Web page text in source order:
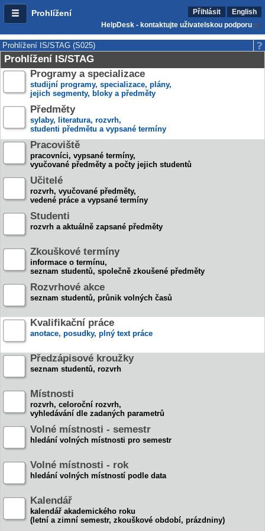
Prohlížení Přihlásit
English
HelpDesk - kontaktujte uživatelskou podporu
Prohlížení IS/STAG (S025)
Prohlížení IS/STAG
Programy a specializace
studijní programy, specializace, plány,
jejich segmenty, bloky a předměty
Předměty
sylaby, literatura, rozvrh,
studenti předmětu a vypsané termíny
Pracoviště
pracovníci, vypsané termíny,
vyučované předměty a počty jejich studentů
Učitelé
rozvrh, vyučované předměty,
vedené práce a vypsané termíny
Studenti
rozvrh a aktuálně zapsané předměty
Zkouškové termíny
informace o termínu,
seznam studentů, společně zkoušené předměty
Rozvrhové akce
seznam studentů, průnik volných časů
Kvalifikační práce
anotace, posudky, plný text práce
Předzápisové kroužky
seznam studentů, rozvrh
Místnosti
rozvrh, celoroční rozvrh,
vyhledávání dle zadaných parametrů
Volné místnosti - semestr
hledání volných místnosti pro semestr
Volné místnosti - rok
hledání volných místností podle data
Kalendář
kalendář akademického roku
(letní a zimní semestr, zkouškové období, prázdniny)